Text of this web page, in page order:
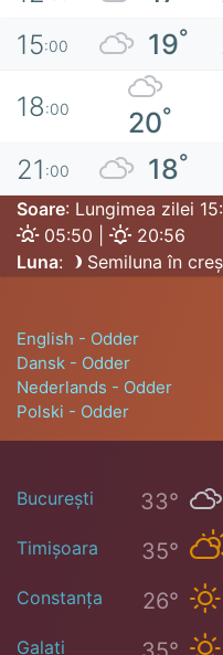
15:00 19°
18:00 20°
21 :00 18°
Soare: Lungimea zilei
05:50 |
20:56
Luna: Semiluna în
English - Odder
Dansk - Odder
Nederlands - Odder
Polski - Odder
București 33°
Timișoara 35°
Constanța 26°
Galați